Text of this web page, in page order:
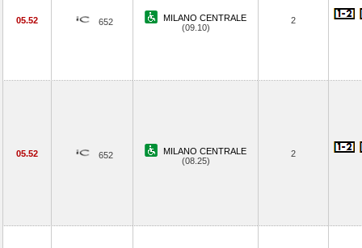
05.52 652
MILANO CENTRALE
(09.10)
2
05.52 652
MILANO CENTRALE
(08.25)
2